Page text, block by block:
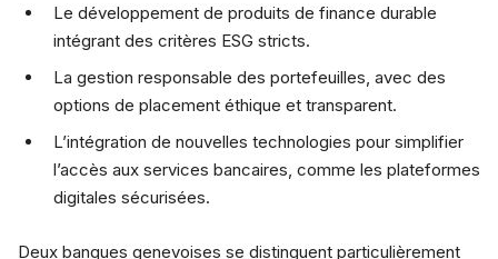
Le développement de produits de finance durable
intégrant des critères ESG stricts.
La gestion responsable des portefeuilles, avec des
options de placement éthique et transparent.
L’intégration de nouvelles technologies pour simplifier
l’accès aux services bancaires, comme les plateformes
digitales sécurisées.
Deux banques genevoises se distinguent particulièrement